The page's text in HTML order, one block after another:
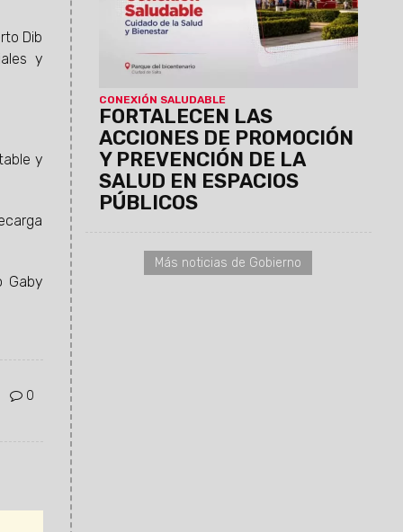
Dib
y
y
Gaby
0
CONEXIÓN SALUDABLE
FORTALECEN LAS
ACCIONES DE PROMOCIÓN
Y PREVENCIÓN DE LA
SALUD EN ESPACIOS
PÚBLICOS
actividades gratuitas orientadas a la
promoción de hábitos saludables y la
prevención de factores de riesgo en el
Parque del Bicentenario.
Más noticias de Gobierno